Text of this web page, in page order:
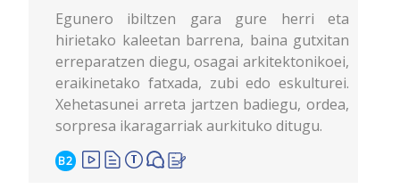
Egunero ibiltzen gara gure herri eta
hirietako kaleetan barrena, baina gutxitan
erreparatzen diegu, osagai arkitektonikoei,
eraikinetako fatxada, zubi edo eskulturei.
Xehetasunei arreta jartzen badiegu, ordea,
sorpresa ikaragarriak aurkituko ditugu.
B2